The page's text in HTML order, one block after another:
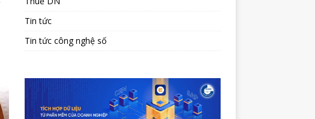
Tin tức
Tin tức công nghệ số